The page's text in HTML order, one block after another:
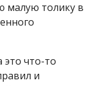
малую толику в
это что-то
и